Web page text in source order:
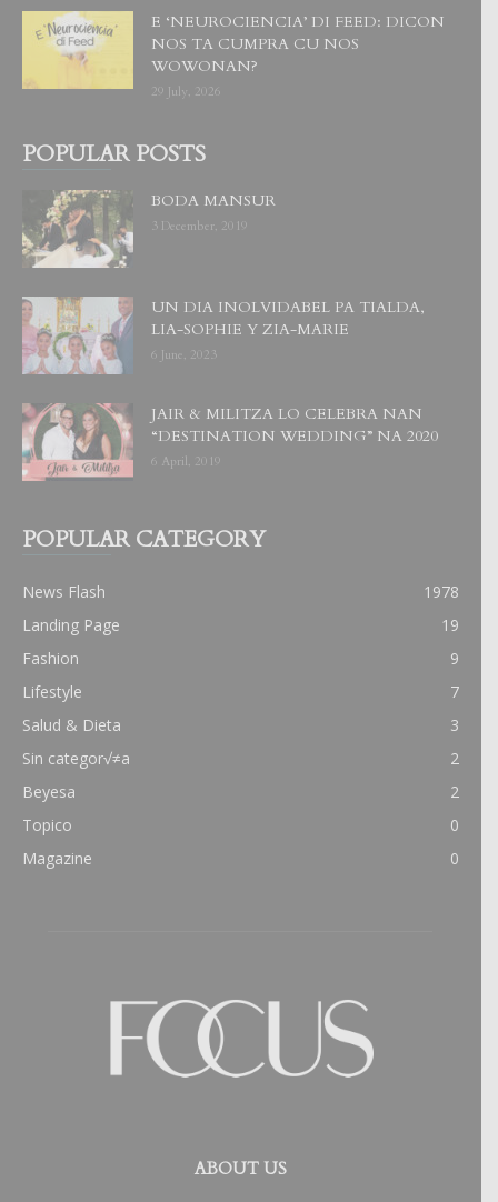
E ‘NEUROCIENCIA’ DI FEED: DICON
NOS TA CUMPRA CU NOS
WOWONAN?
29 July, 2026
POPULAR POSTS
BODA MANSUR
3 December, 2019
UN DIA INOLVIDABEL PA TIALDA,
LIA-SOPHIE Y ZIA-MARIE
6 June, 2023
JAIR & MILITZA LO CELEBRA NAN
“DESTINATION WEDDING” NA 2020
6 April, 2019
POPULAR CATEGORY
News Flash
1978
Landing Page
19
Fashion
9
Lifestyle
7
Salud & Dieta
3
Sin categor√≠a
2
Beyesa
2
Topico
0
Magazine
0
ABOUT US